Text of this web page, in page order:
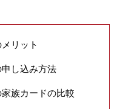
リット
し込み方法
族カードの比較